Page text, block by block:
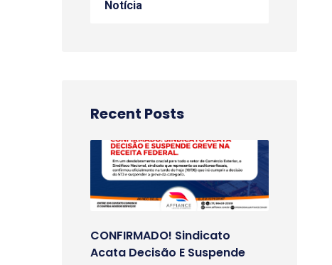
Notícia
Recent Posts
CONFIRMADO! Sindicato
Acata Decisão E Suspende